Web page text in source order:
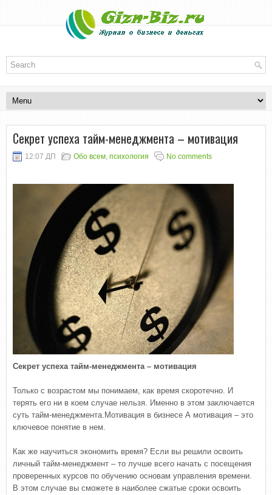
Секрет успеха тайм-менеджмента – мотивация
12:07 ДП Обо всем, психология No comments
Секрет успеха тайм-менеджмента – мотивация
Только с возрастом мы понимаем, как время скоротечно. И
терять его ни в коем случае нельзя. Именно в этом заключается
суть тайм-менеджмента.Мотивация в бизнесе А мотивация – это
ключевое понятие в нем.
Как же научиться экономить время? Если вы решили освоить
личный тайм-менеджмент – то лучше всего начать с посещения
проверенных курсов по обучению основам управления времени.
В этом случае вы сможете в наиболее сжатые сроки освоить